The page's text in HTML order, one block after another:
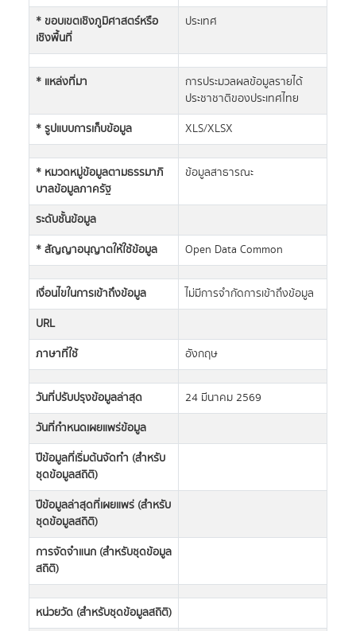
* ขอบเขตเชิงภูมิศาสตร์หรือ
เชิงพื้นที่
ประเทศ
* แหล่งที่มา
การประมวลผลข้อมูลรายได้
ประชาชาติของประเทศไทย
* รูปแบบการเก็บข้อมูล
XLS/XLSX
* หมวดหมู่ข้อมูลตามธรรมาภิ
บาลข้อมูลภาครัฐ
ข้อมูลสาธารณะ
ระดับชั้นข้อมูล
* สัญญาอนุญาตให้ใช้ข้อมูล
Open Data Common
เงื่อนไขในการเข้าถึงข้อมูล
ไม่มีการจำกัดการเข้าถึงข้อมูล
URL
ภาษาที่ใช้
อังกฤษ
วันที่ปรับปรุงข้อมูลล่าสุด
24 มีนาคม 2569
วันที่กำหนดเผยแพร่ข้อมูล
ปีข้อมูลที่เริ่มต้นจัดทำ (สำหรับ
ชุดข้อมูลสถิติ)
ปีข้อมูลล่าสุดที่เผยแพร่ (สำหรับ
ชุดข้อมูลสถิติ)
การจัดจำแนก (สำหรับชุดข้อมูล
สถิติ)
หน่วยวัด (สำหรับชุดข้อมูลสถิติ)